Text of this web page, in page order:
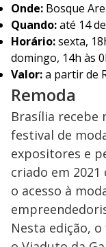
Onde: Bosque
Quando:até 14
Horário:sexta,
domingo, 14h às
Valor:a partir de
Remoda
Brasília recebe
festival de
expositores e
criado em
o acesso à
Nesta edição,